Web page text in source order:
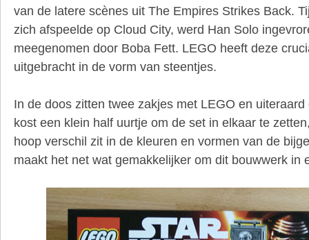
van de latere scènes uit The Empires Strikes Back.
zich afspeelde op Cloud City, werd Han Solo
meegenomen door Boba Fett. LEGO heeft deze
uitgebracht in de vorm van steentjes.
In de doos zitten twee zakjes met LEGO en
kost een klein half uurtje om de set in elkaar te
hoop verschil zit in de kleuren en vormen van de
maakt het net wat gemakkelijker om dit bouwwerk in